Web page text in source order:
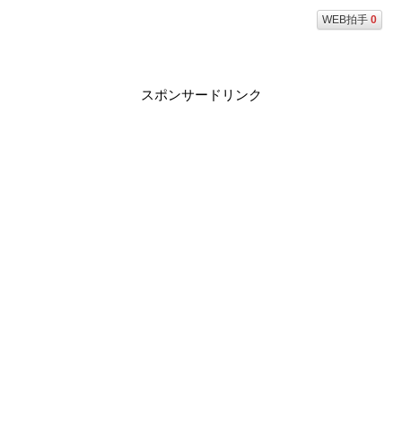
WEB拍手 0
スポンサードリンク